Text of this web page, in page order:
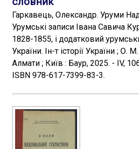
Гаркавець, Олександр. Уруми
Урумські записи Івана Савича
1828-1855, і додатковий
України. Ін-т історії України ; О.
Алмати ; Київ : Баур, 2025. - IV,
ISBN 978-617-7399-83-3.